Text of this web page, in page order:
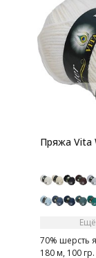
Пряжа Vita
70% шерсть
180 м, 100 гр.